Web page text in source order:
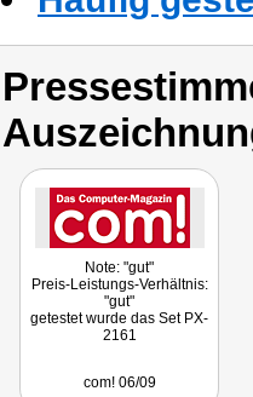
Note: "gut"
Preis-Leistungs-Verhältnis:
"gut"
getestet wurde das Set PX-
2161
com! 06/09